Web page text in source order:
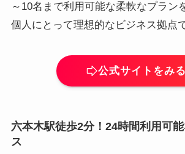
～10名まで利用可能な柔軟なプラン
個人にとって理想的なビジネス拠点
公式サイトをみる
六本木駅徒歩2分！24時間利用可
ス